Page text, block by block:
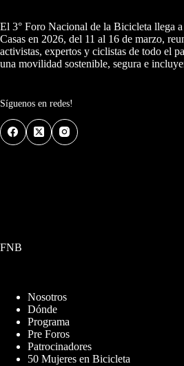
El 3° Foro Nacional de la Bicicleta llega
Casas en 2026, del 11 al 16 de marzo,
activistas, expertos y ciclistas de todo el
una movilidad sostenible, segura e
Síguenos en redes!
FNB
Nosotros
Dónde
Programa
Pre Foros
Patrocinadores
50 Mujeres en Bicicleta